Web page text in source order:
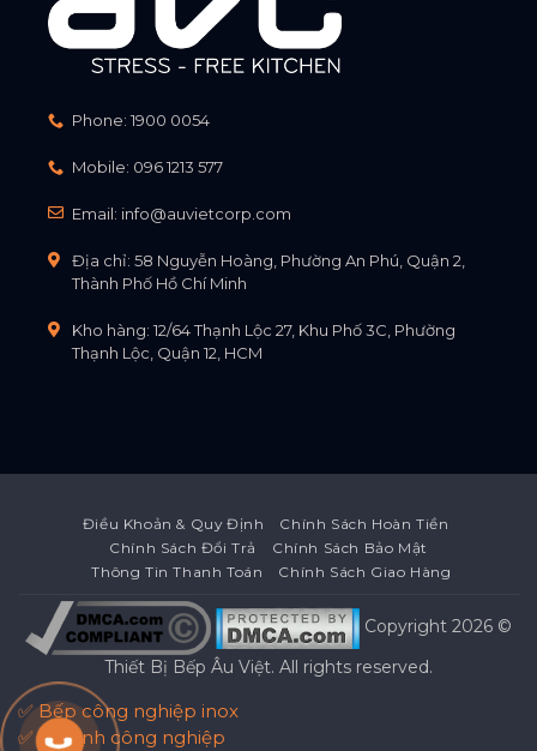
Phone: 1900 0054
Mobile: 096 1213 577
Email: info@auvietcorp.com
Địa chỉ: 58 Nguyễn Hoàng, Phường An Phú, Quận 2,
Thành Phố Hồ Chí Minh
Kho hàng: 12/64 Thạnh Lộc 27, Khu Phố 3C, Phường
Thạnh Lộc, Quận 12, HCM
Điều Khoản & Quy Định
Chính Sách Hoàn Tiền
Chính Sách Đổi Trả
Chính Sách Bảo Mật
Thông Tin Thanh Toán
Chính Sách Giao Hàng
Copyright 2026 ©
Thiết Bị Bếp Âu Việt. All rights reserved.
✅ Bếp công nghiệp inox
✅ Tủ lạnh công nghiệp